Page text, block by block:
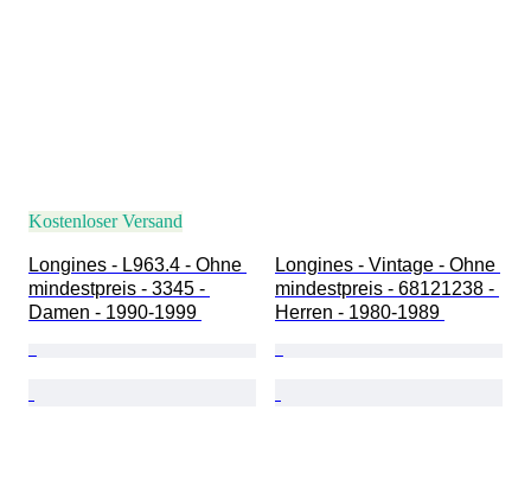
Kostenloser Versand
Longines - L963.4 - Ohne
mindestpreis - 3345 -
Damen - 1990-1999
Longines - Vintage - Ohne
mindestpreis - 68121238 -
Herren - 1980-1989